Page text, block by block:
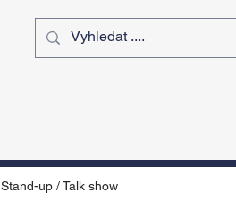
Stand-up / Talk show